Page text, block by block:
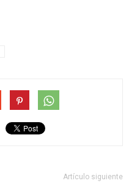
Artículo siguiente